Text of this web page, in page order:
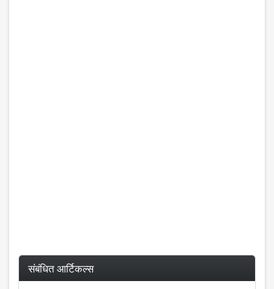
संबंधित आर्टिकल्स